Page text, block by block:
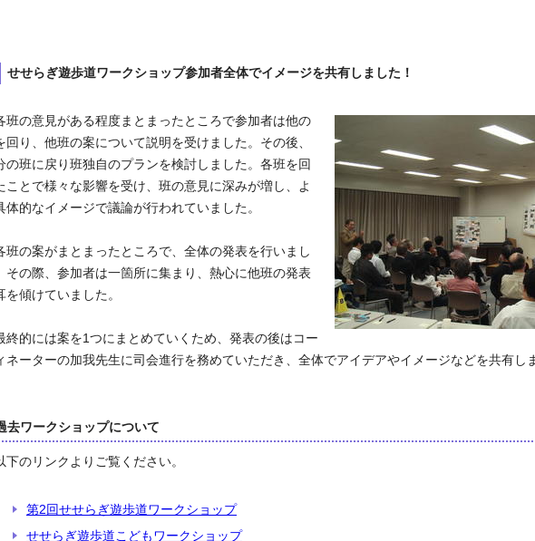
せせらぎ遊歩道ワークショップ参加者全体でイメージを共有しました！
の意見がある程度まとまったところで参加者は他の
回り、他班の案について説明を受けました。その後、
の班に戻り班独自のプランを検討しました。各班を回
ことで様々な影響を受け、班の意見に深みが増し、よ
体的なイメージで議論が行われていました。
の案がまとまったところで、全体の発表を行いまし
その際、参加者は一箇所に集まり、熱心に他班の発表
を傾けていました。
的には案を1つにまとめていくため、発表の後はコー
ネーターの加我先生に司会進行を務めていただき、全体でアイデアやイメージなどを共有し
去ワークショップについて
のリンクよりご覧ください。
第2回せせらぎ遊歩道ワークショップ
せせらぎ遊歩道こどもワークショップ